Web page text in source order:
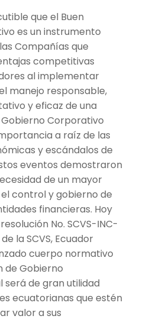
que el Buen
es un instrumento
Compañías que
competitivas
al implementar
manejo responsable,
y eficaz de una
Corporativo
a raíz de las
y escándalos de
eventos demostraron
de un mayor
control y gobierno de
financieras. Hoy
No. SCVS-INC-
la SCVS, Ecuador
cuerpo normativo
de Gobierno
será de gran utilidad
ecuatorianas que estén
valor a sus